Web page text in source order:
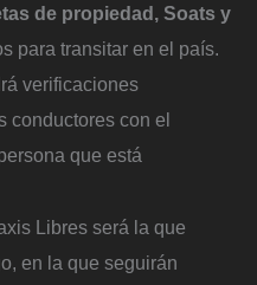
de propiedad, Soats y
para transitar en el país.
verificaciones
conductores con el
que está
Libres será la que
en la que seguirán